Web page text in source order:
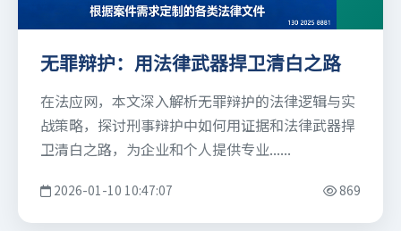
无罪辩护：用法律武器捍卫清白之路
在法应网，本文深入解析无罪辩护的法律逻辑与实
战策略，探讨刑事辩护中如何用证据和法律武器捍
卫清白之路，为企业和个人提供专业......
2026-01-10 10:47:07 869